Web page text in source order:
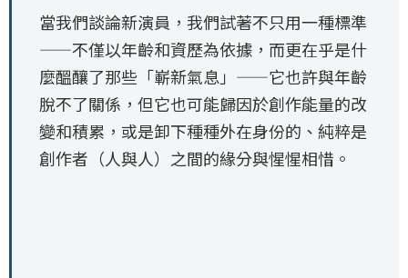
當我們談論新演員，我們試著不只用一種標準
——不僅以年齡和資歷為依據，而更在乎是什
麼醞釀了那些「嶄新氣息」——它也許與年齡
脫不了關係，但它也可能歸因於創作能量的改
變和積累，或是卸下種種外在身份的、純粹是
創作者（人與人）之間的緣分與惺惺相惜。